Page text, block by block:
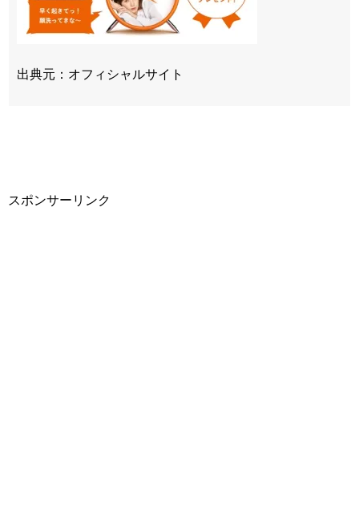
出典元：オフィシャルサイト
スポンサーリンク